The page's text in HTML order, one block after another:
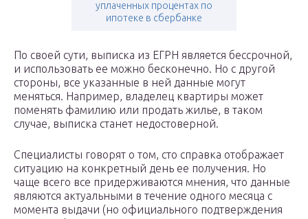
уплаченных процентах по
ипотеке в сбербанке
По своей сути, выписка из ЕГРН является бессрочной,
и использовать ее можно бесконечно. Но с другой
стороны, все указанные в ней данные могут
меняться. Например, владелец квартиры может
поменять фамилию или продать жилье, в таком
случае, выписка станет недостоверной.
Специалисты говорят о том, сто справка отображает
ситуацию на конкретный день ее получения. Но
чаще всего все придерживаются мнения, что данные
являются актуальными в течение одного месяца с
момента выдачи (но официального подтверждения